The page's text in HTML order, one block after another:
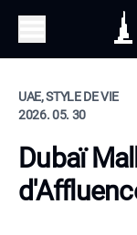
UAE, STYLE DE VIE
2026. 05. 30
Dubaï